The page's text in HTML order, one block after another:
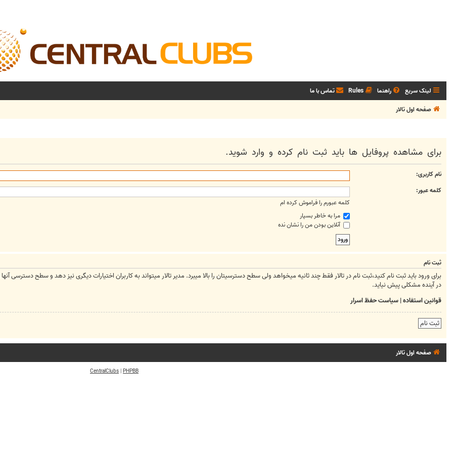
لینک سریع راهنما Rules تماس با ما
صفحه اول تالار
برای مشاهده پروفایل ها باید ثبت نام کرده و وارد شوید.
نام کاربری:
کلمه عبور:
کلمه عبورم را فراموش کرده ام
مرا به خاطر بسپار
آنلاین بودن من را نشان نده
ثبت نام
برای ورود باید ثبت نام کنید،ثبت نام در تالار فقط چند ثانیه میخواهد ولی سطح دسترسیتان را بالا میبرد. مدیر تالار میتواند به کاربران اختیارات دیگری نیز دهد و سطح دسترسی آنها را
در آینده مشکلی پیش نیاید.
قوانین استفاده|سیاست حفظ اسرار
ثبت نام
صفحه اول تالار
PHPBB
|
CentralClubs